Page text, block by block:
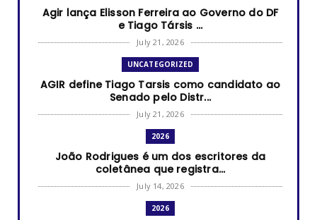
Agir lança Elisson Ferreira ao Governo do DF
e Tiago Társis ...
July 21, 2026
UNCATEGORIZED
AGIR define Tiago Tarsis como candidato ao
Senado pelo Distr...
July 21, 2026
2026
João Rodrigues é um dos escritores da
coletânea que registra...
July 14, 2026
2026